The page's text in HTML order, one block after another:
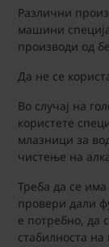
Различни
машини
производи од
Да не се
Во случај на
користете
млазници за
чистење на
Треба да се
провери дали
е потребно, да
стабилноста